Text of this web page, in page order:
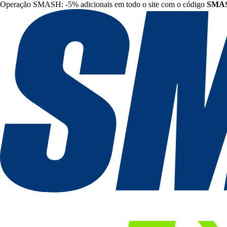
Operação SMASH: -5% adicionais em todo o site com o código